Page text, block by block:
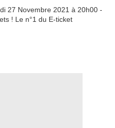
27 Novembre 2021 à 20h00 -
! Le n°1 du E-ticket